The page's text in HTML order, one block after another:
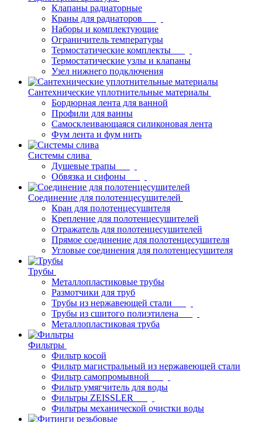
Клапаны радиаторные
Краны для радиаторов
Наборы и комплектующие
Ограничитель температуры
Термостатические комплекты
Термостатические узлы и клапаны
Узел нижнего подключения
Сантехнические уплотнительные материалы
Бордюрная лента для ванной
Профили для ванны
Самосклеивающаяся силиконовая лента
Фум лента и фум нить
Системы слива
Душевые трапы
Обвязка и сифоны
Соединение для полотенцесушителей
Кран для полотенцесушителя
Крепление для полотенцесушителей
Отражатель для полотенцесушителей
Прямое соединение для полотенцесушителя
Угловые соединения для полотенцесушителя
Трубы
Металлопластиковые трубы
Размотчики для труб
Трубы из нержавеющей стали
Трубы из сшитого полиэтилена
Металлопластиковая труба
Фильтры
Фильтр косой
Фильтр магистральный из нержавеющей стали
Фильтр самопромывной
Фильтр умягчитель для воды
Фильтры ZEISSLER
Фильтры механической очистки воды